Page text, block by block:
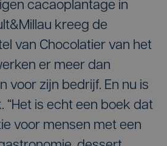
cacaoplantage in
kreeg de
van Chocolatier van het
er meer dan
voor zijn bedrijf. En nu is
“Het is echt een boek dat
voor mensen met een